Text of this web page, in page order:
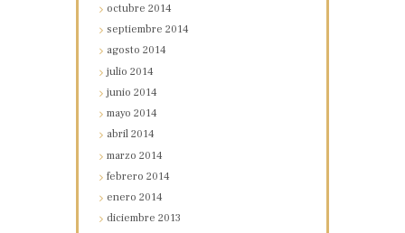
octubre2014
septiembre2014
agosto2014
julio2014
junio2014
mayo2014
abril2014
marzo2014
febrero2014
enero2014
diciembre2013